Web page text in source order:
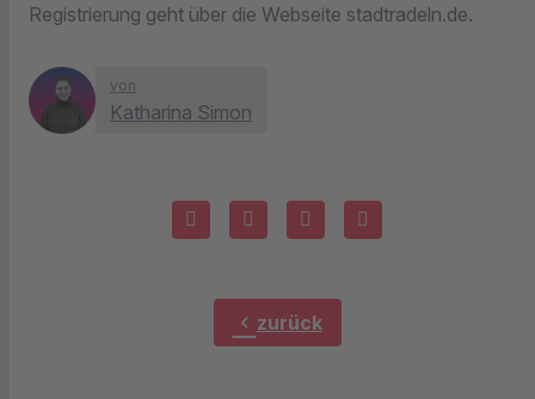
Registrierung geht über die Webseite stadtradeln.de.
von
Katharina Simon
chevron_left zurück